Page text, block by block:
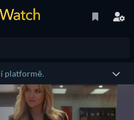
platformě.